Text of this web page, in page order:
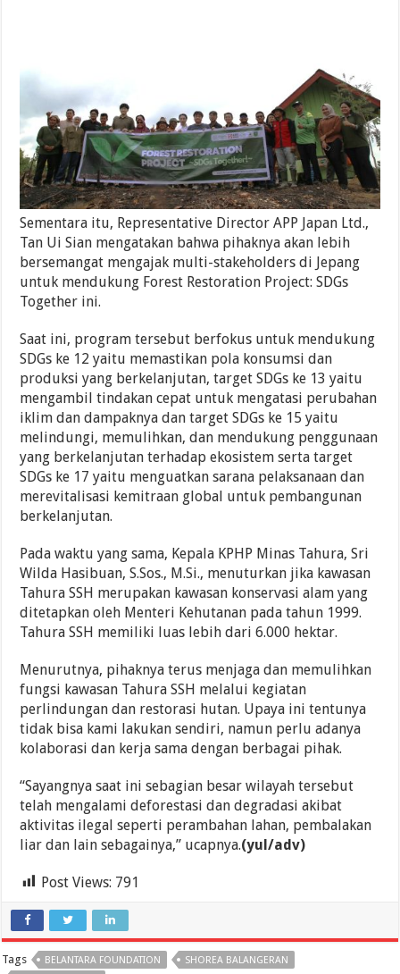
Sementara itu, Representative Director APP Japan Ltd.,
Tan Ui Sian mengatakan bahwa pihaknya akan lebih
bersemangat mengajak multi-stakeholders di Jepang
untuk mendukung Forest Restoration Project: SDGs
Together ini.
Saat ini, program tersebut berfokus untuk mendukung
SDGs ke 12 yaitu memastikan pola konsumsi dan
produksi yang berkelanjutan, target SDGs ke 13 yaitu
mengambil tindakan cepat untuk mengatasi perubahan
iklim dan dampaknya dan target SDGs ke 15 yaitu
melindungi, memulihkan, dan mendukung penggunaan
yang berkelanjutan terhadap ekosistem serta target
SDGs ke 17 yaitu menguatkan sarana pelaksanaan dan
merevitalisasi kemitraan global untuk pembangunan
berkelanjutan.
Pada waktu yang sama, Kepala KPHP Minas Tahura, Sri
Wilda Hasibuan, S.Sos., M.Si., menuturkan jika kawasan
Tahura SSH merupakan kawasan konservasi alam yang
ditetapkan oleh Menteri Kehutanan pada tahun 1999.
Tahura SSH memiliki luas lebih dari 6.000 hektar.
Menurutnya, pihaknya terus menjaga dan memulihkan
fungsi kawasan Tahura SSH melalui kegiatan
perlindungan dan restorasi hutan. Upaya ini tentunya
tidak bisa kami lakukan sendiri, namun perlu adanya
kolaborasi dan kerja sama dengan berbagai pihak.
“Sayangnya saat ini sebagian besar wilayah tersebut
telah mengalami deforestasi dan degradasi akibat
aktivitas ilegal seperti perambahan lahan, pembalakan
liar dan lain sebagainya,” ucapnya.(yul/adv)
Post Views: 791
Tags BELANTARA FOUNDATION
SHOREA BALANGERAN